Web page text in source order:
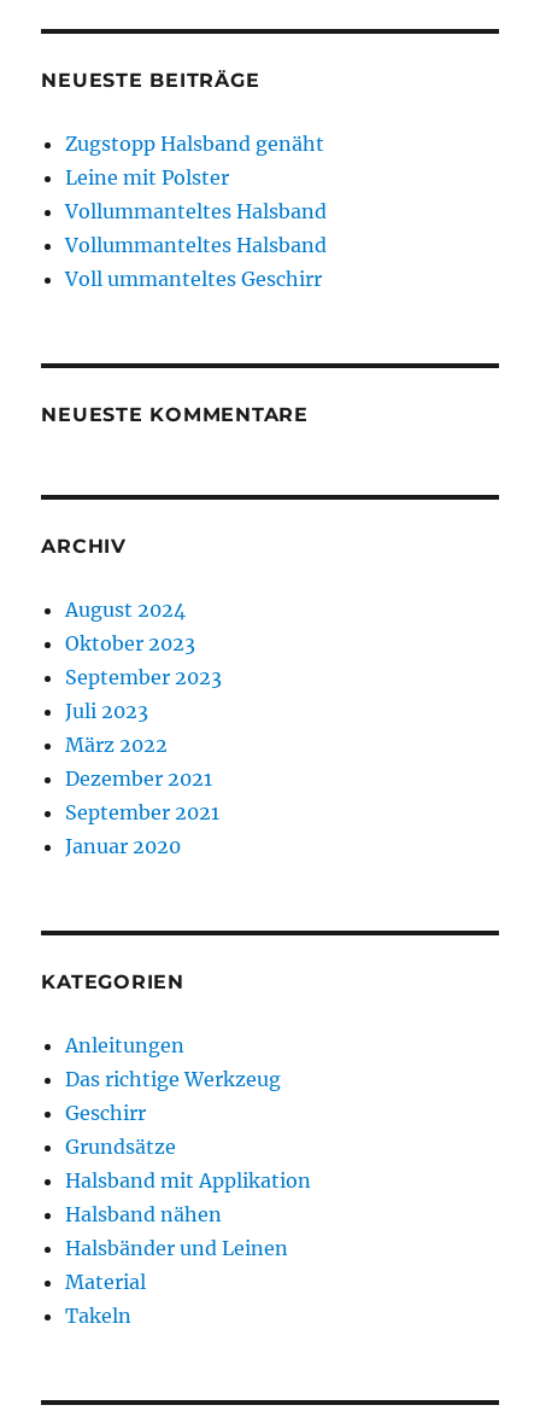
NEUESTE BEITRÄGE
Zugstopp Halsband genäht
Leine mit Polster
Vollummanteltes Halsband
Vollummanteltes Halsband
Voll ummanteltes Geschirr
NEUESTE KOMMENTARE
ARCHIV
August 2024
Oktober 2023
September 2023
Juli 2023
März 2022
Dezember 2021
September 2021
Januar 2020
KATEGORIEN
Anleitungen
Das richtige Werkzeug
Geschirr
Grundsätze
Halsband mit Applikation
Halsband nähen
Halsbänder und Leinen
Material
Takeln